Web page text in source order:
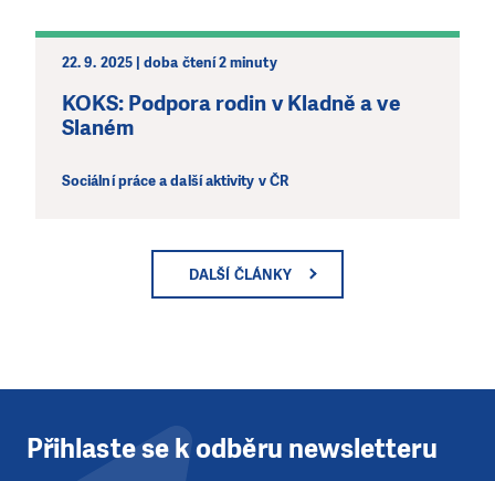
22. 9. 2025 | doba čtení 2 minuty
KOKS: Podpora rodin v Kladně a ve
Slaném
Sociální práce a další aktivity v ČR
DALŠÍ ČLÁNKY
Přihlaste se k odběru newsletteru